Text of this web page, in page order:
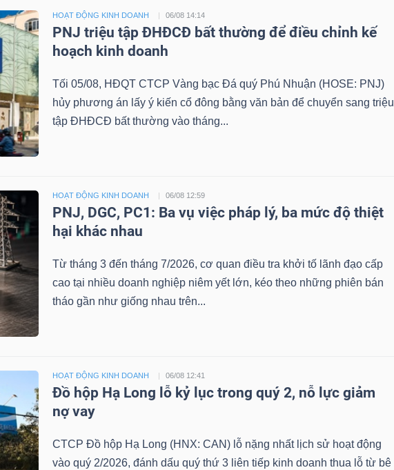
HOẠT ĐỘNG KINH DOANH 06/08 14:14
PNJ triệu tập ĐHĐCĐ bất thường để điều chỉnh kế
hoạch kinh doanh
Tối 05/08, HĐQT CTCP Vàng bạc Đá quý Phú Nhuận (HOSE: PNJ)
hủy phương án lấy ý kiến cổ đông bằng văn bản để chuyển sang triệu
tập ĐHĐCĐ bất thường vào tháng...
HOẠT ĐỘNG KINH DOANH 06/08 12:59
PNJ, DGC, PC1: Ba vụ việc pháp lý, ba mức độ thiệt
hại khác nhau
Từ tháng 3 đến tháng 7/2026, cơ quan điều tra khởi tố lãnh đạo cấp
cao tại nhiều doanh nghiệp niêm yết lớn, kéo theo những phiên bán
tháo gần như giống nhau trên...
HOẠT ĐỘNG KINH DOANH 06/08 12:41
Đồ hộp Hạ Long lỗ kỷ lục trong quý 2, nỗ lực giảm
nợ vay
CTCP Đồ hộp Hạ Long (HNX: CAN) lỗ nặng nhất lịch sử hoạt động
vào quý 2/2026, đánh dấu quý thứ 3 liên tiếp kinh doanh thua lỗ từ bê